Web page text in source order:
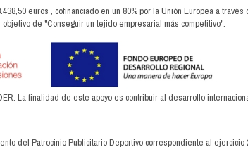
euros , cofinanciado en un 80% por la Unión Europea a través
de "Conseguir un tejido empresarial más competitivo".
La finalidad de este apoyo es contribuir al desarrollo
del Patrocinio Publicitario Deportivo correspondiente al ejercicio